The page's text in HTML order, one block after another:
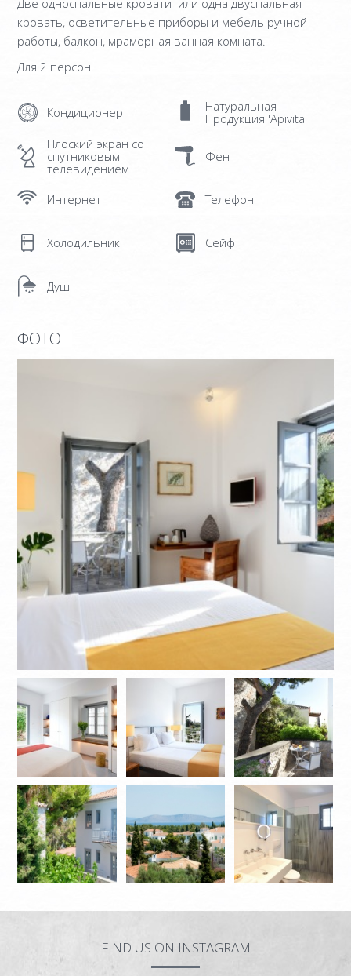
МЕЗОНЕТ ПОВЫШЕННОЙ
КОМФОРТНОСТИ – 3 BEDROOM
SUITE
ФОТО
УСЛУГИ
ORLOFF РЕСТОРАН
SPETSES
ОСТРОВ
ДЕЯТЕЛЬНОСТЬ
КОНТАКТЫ
Две односпальные кровати или одна двуспальная
кровать, осветительные приборы и мебель ручной
работы, балкон, мраморная ванная комната.
Для 2 персон.
Кондиционер
Натуральная
Продукция 'Apivita'
Плоский экран со
спутниковым
телевидением
Фен
Интернет Телефон
Холодильник Сейф
Душ
ФОТО
FIND US ON INSTAGRAM